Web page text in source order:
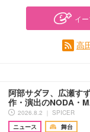
イ
高
阿部サダヲ、広瀬す
作・演出のNODA・
2026.8.2 ｜ SPICER
ニュース
舞台